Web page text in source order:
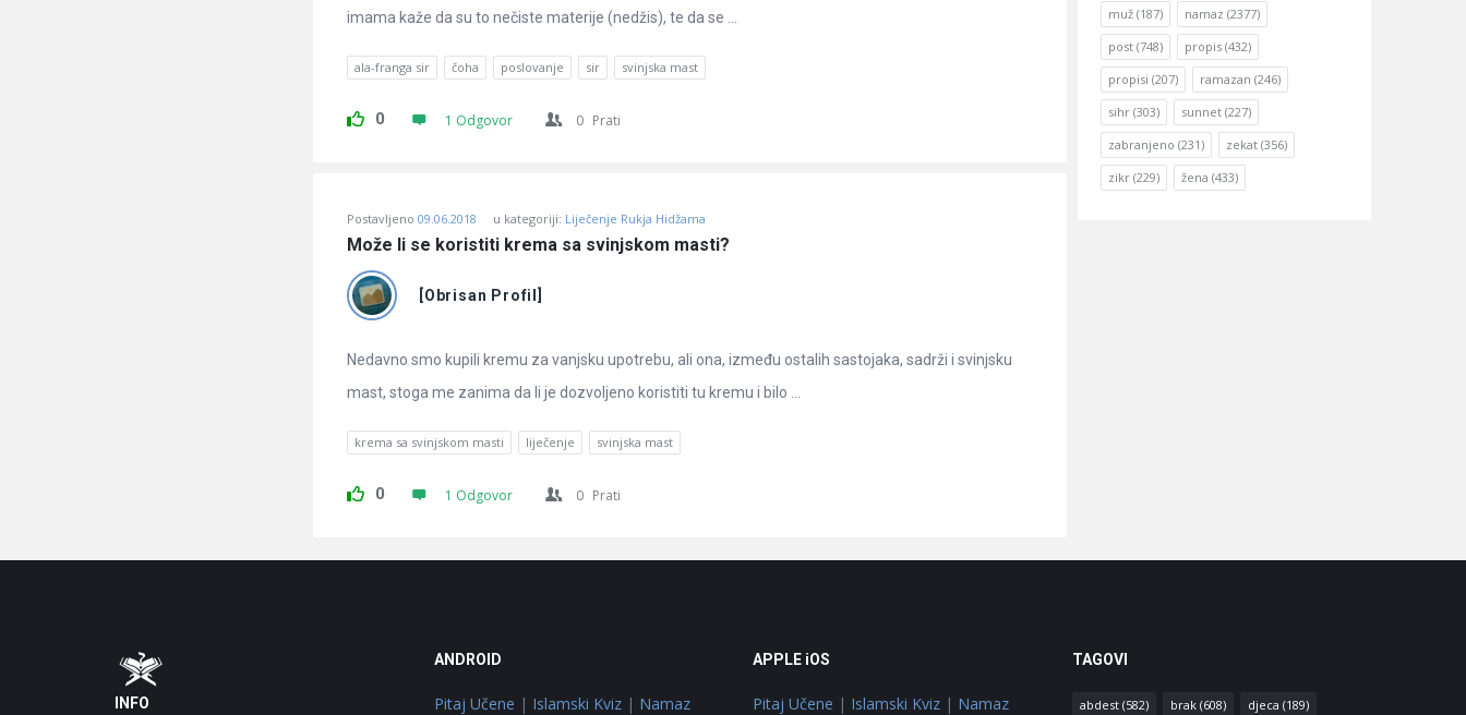
imama kaže da su to nečiste materije (nedžis), te da se ...
ala-franga sir čoha poslovanje sir svinjska mast
0 1 Odgovor 0 Prati
Postavljeno 09.06.2018 u kategoriji: Liječenje Rukja Hidžama
Može li se koristiti krema sa svinjskom masti?
[Obrisan Profil]
Nedavno smo kupili kremu za vanjsku upotrebu, ali ona, između ostalih sastojaka, sadrži i svinjsku
mast, stoga me zanima da li je dozvoljeno koristiti tu kremu i bilo ...
krema sa svinjskom masti liječenje svinjska mast
0 1 Odgovor 0 Prati
muž (187) namaz (2377)
post (748) propis (432)
propisi (207) ramazan (246)
sihr (303) sunnet (227)
zabranjeno (231) zekat (356)
zikr (229) žena (433)
Footer
INFO
ANDROID
Pitaj Učene | Islamski Kviz| Namaz
APPLE iOS
Pitaj Učene | Islamski Kviz | Namaz
TAGOVI
abdest(582) brak(608) djeca (189)